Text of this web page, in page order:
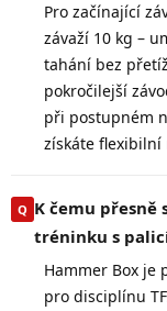
Pro začínající
závaží 10 kg –
tahání bez
pokročilejší
při postupném
získáte flexibilní
K čemu přesně
tréninku s
Hammer Box je
pro disciplínu